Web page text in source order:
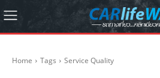
Home Tags Service Quality